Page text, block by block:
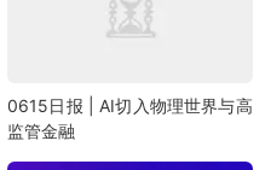
0615日报 | AI切入物理世界与高
监管金融